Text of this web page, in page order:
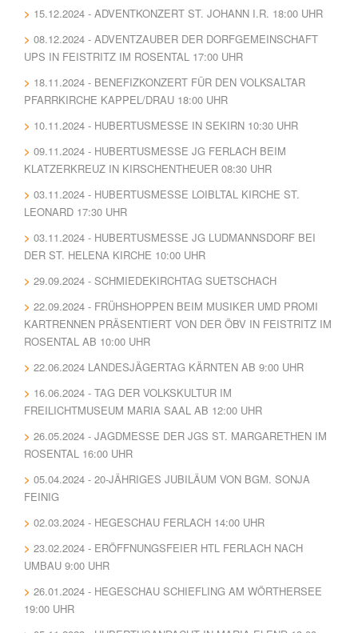
15.12.2024 - ADVENTKONZERT ST. JOHANN I.R. 18:00 UHR
08.12.2024 - ADVENTZAUBER DER DORFGEMEINSCHAFT
UPS IN FEISTRITZ IM ROSENTAL 17:00 UHR
18.11.2024 - BENEFIZKONZERT FÜR DEN VOLKSALTAR
PFARRKIRCHE KAPPEL/DRAU 18:00 UHR
10.11.2024 - HUBERTUSMESSE IN SEKIRN 10:30 UHR
09.11.2024 - HUBERTUSMESSE JG FERLACH BEIM
KLATZERKREUZ IN KIRSCHENTHEUER 08:30 UHR
03.11.2024 - HUBERTUSMESSE LOIBLTAL KIRCHE ST.
LEONARD 17:30 UHR
03.11.2024 - HUBERTUSMESSE JG LUDMANNSDORF BEI
DER ST. HELENA KIRCHE 10:00 UHR
29.09.2024 - SCHMIEDEKIRCHTAG SUETSCHACH
22.09.2024 - FRÜHSHOPPEN BEIM MUSIKER UMD PROMI
KARTRENNEN PRÄSENTIERT VON DER ÖBV IN FEISTRITZ IM
ROSENTAL AB 10:00 UHR
22.06.2024 LANDESJÄGERTAG KÄRNTEN AB 9:00 UHR
16.06.2024 - TAG DER VOLKSKULTUR IM
FREILICHTMUSEUM MARIA SAAL AB 12:00 UHR
26.05.2024 - JAGDMESSE DER JGS ST. MARGARETHEN IM
ROSENTAL 16:00 UHR
05.04.2024 - 20-JÄHRIGES JUBILÄUM VON BGM. SONJA
FEINIG
02.03.2024 - HEGESCHAU FERLACH 14:00 UHR
23.02.2024 - ERÖFFNUNGSFEIER HTL FERLACH NACH
UMBAU 9:00 UHR
26.01.2024 - HEGESCHAU SCHIEFLING AM WÖRTHERSEE
19:00 UHR